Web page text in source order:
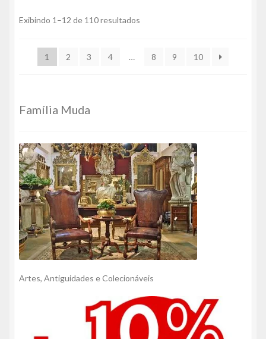
Exibindo 1–12 de 110 resultados
recente
1 2 3 4 … 8 9 10
Família Muda
Artes, Antiguidades e Colecionáveis